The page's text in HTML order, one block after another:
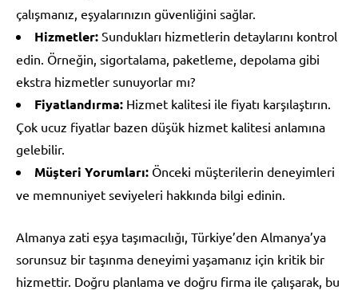
çalışmanız, eşyalarınızın güvenliğini sağlar.
Hizmetler: Sundukları hizmetlerin detaylarını kontrol
edin. Örneğin, sigortalama, paketleme, depolama gibi
ekstra hizmetler sunuyorlar mı?
Fiyatlandırma: Hizmet kalitesi ile fiyatı karşılaştırın.
Çok ucuz fiyatlar bazen düşük hizmet kalitesi anlamına
gelebilir.
Müşteri Yorumları: Önceki müşterilerin deneyimleri
ve memnuniyet seviyeleri hakkında bilgi edinin.
Almanya zati eşya taşımacılığı, Türkiye’den Almanya’ya
sorunsuz bir taşınma deneyimi yaşamanız için kritik bir
hizmettir. Doğru planlama ve doğru firma ile çalışarak, bu